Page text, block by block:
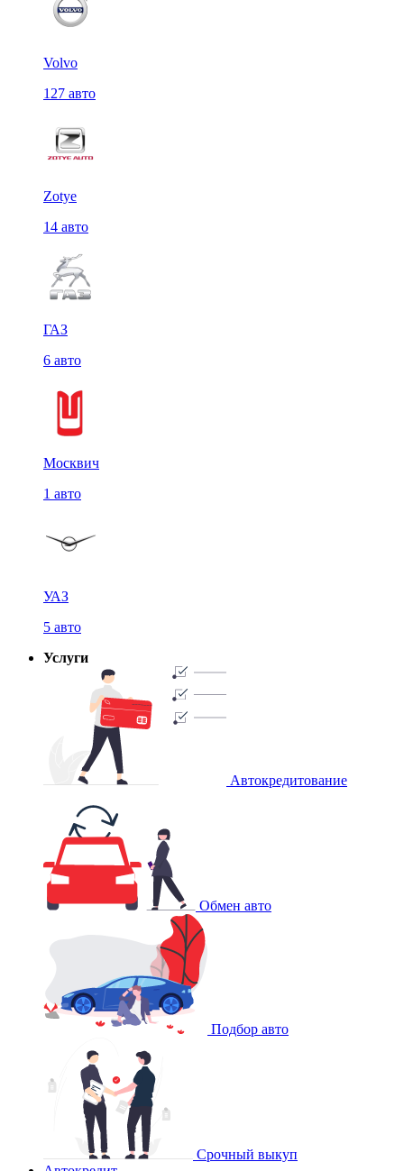
Volvo
127 авто
Zotye
14 авто
ГАЗ
6 авто
Москвич
1 авто
УАЗ
5 авто
Услуги
Автокредитование
Обмен авто
Подбор авто
Срочный выкуп